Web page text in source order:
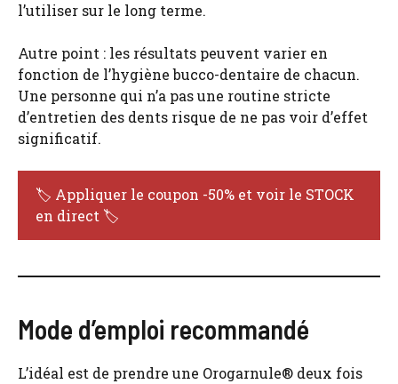
l’utiliser sur le long terme.
Autre point : les résultats peuvent varier en
fonction de l’hygiène bucco-dentaire de chacun.
Une personne qui n’a pas une routine stricte
d’entretien des dents risque de ne pas voir d’effet
significatif.
🏷️ Appliquer le coupon -50% et voir le STOCK
en direct 🏷️
Mode d’emploi recommandé
L’idéal est de prendre une Orogarnule® deux fois